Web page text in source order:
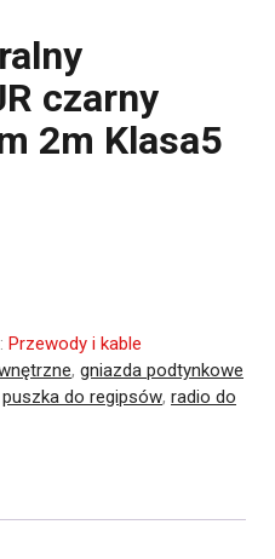
czarny
2m Klasa5
Przewody i kable
, gniazda podtynkowe
puszka do regipsów, radio do